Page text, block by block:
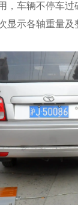
，车辆不停车过
显示各轴重量及